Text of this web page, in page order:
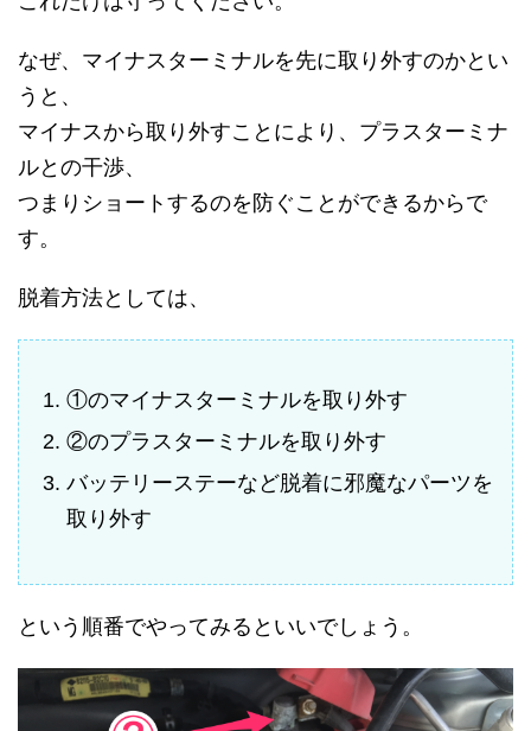
なぜ、マイナスターミナルを先に取り外すのかとい
うと、
マイナスから取り外すことにより、プラスターミナ
ルとの干渉、
つまりショートするのを防ぐことができるからで
す。
脱着方法としては、
①のマイナスターミナルを取り外す
②のプラスターミナルを取り外す
バッテリーステーなど脱着に邪魔なパーツを
取り外す
という順番でやってみるといいでしょう。